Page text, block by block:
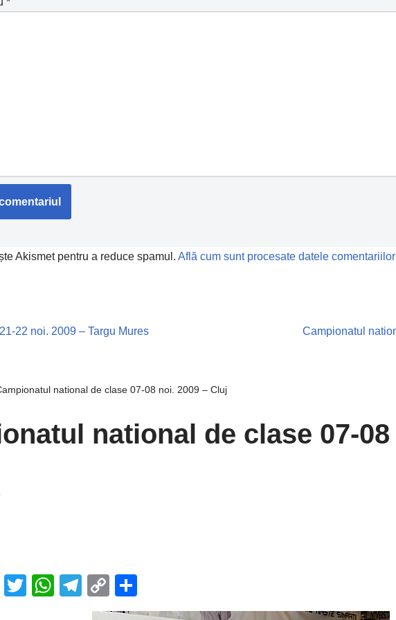
Akismet pentru a reduce spamul.Află cum sunt procesate datele
22 noi. 2009 – Targu Mures Campionatul
national de clase 07-08 noi. 2009 – Cluj
national de clase 07-08
R
T
W
T
el
C
o
ar